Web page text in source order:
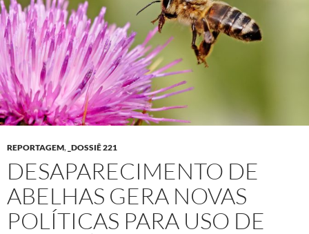
REPORTAGEM, _DOSSIÊ 221
DESAPARECIMENTO DE
ABELHAS GERA NOVAS
POLÍTICAS PARA USO DE